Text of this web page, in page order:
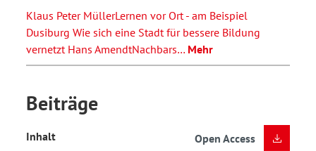
Klaus Peter MüllerLernen vor Ort - am Beispiel
Dusiburg Wie sich eine Stadt für bessere Bildung
vernetzt Hans AmendtNachbars… Mehr
Beiträge
Inhalt Open Access